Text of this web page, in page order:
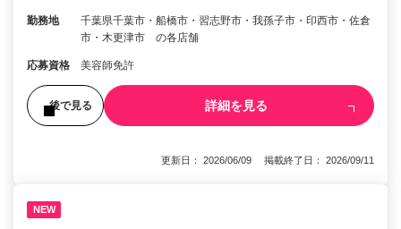
勤務地
千葉県千葉市・船橋市・習志野市・我孫子市・印西市・佐倉
市・木更津市 の各店舗
応募資格 美容師免許
後で見る 詳細を見る
更新日： 2026/06/09 掲載終了日： 2026/09/11
NEW